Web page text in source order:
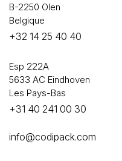
B-2250 Olen
Belgique
+32 14 25 40 40
Esp 222A
5633 AC Eindhoven
Les Pays-Bas
+31 40 241 00 30
info@codipack.com